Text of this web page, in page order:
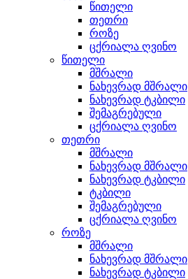
წითელი
თეთრი
როზე
ცქრიალა ღვინო
წითელი
მშრალი
ნახევრად მშრალი
ნახევრად ტკბილი
შემაგრებული
ცქრიალა ღვინო
თეთრი
მშრალი
ნახევრად მშრალი
ნახევრად ტკბილი
ტკბილი
შემაგრებული
ცქრიალა ღვინო
როზე
მშრალი
ნახევრად მშრალი
ნახევრად ტკბილი